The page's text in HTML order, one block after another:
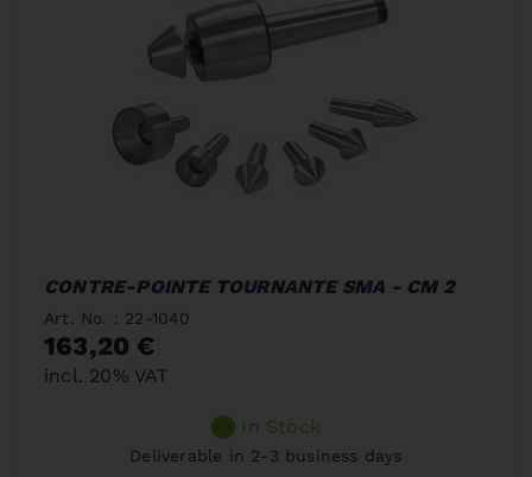
CONTRE-POINTE TOURNANTE SMA - CM 2
Art. No. : 22-1040
163,20 €
incl. 20% VAT
In Stock
Deliverable in 2-3 business days